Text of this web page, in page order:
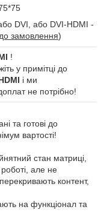
DVI, або DVI-HDMI -
до замовлення)
!
у примітці до
і ми
не потрібно!
та готові до
вартості!
стан матриці,
роботі, але не
контент,
на функціонал та